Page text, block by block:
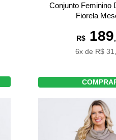
Conjunto Feminino
Fiorela
R$189
6x de R$